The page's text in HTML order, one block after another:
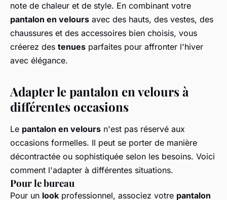
note de chaleur et de style. En combinant votre
pantalon en velours avec des hauts, des vestes, des
chaussures et des accessoires bien choisis, vous
créerez des tenues parfaites pour affronter l'hiver
avec élégance.
Adapter le pantalon en velours à
différentes occasions
Le pantalon en velours n'est pas réservé aux
occasions formelles. Il peut se porter de manière
décontractée ou sophistiquée selon les besoins. Voici
comment l'adapter à différentes situations.
Pour le bureau
Pour un look professionnel, associez votre pantalon